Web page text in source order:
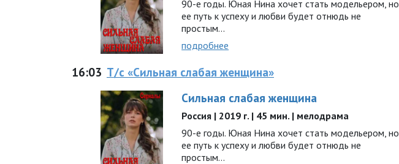
90-е годы. Юная Нина хочет стать модельером, но
ее путь к успеху и любви будет отнюдь не
простым...
подробнее
16:03 Т/с «Сильная слабая женщина»
Сильная слабая женщина
Россия | 2019 г. | 45 мин. | мелодрама
90-е годы. Юная Нина хочет стать модельером, но
ее путь к успеху и любви будет отнюдь не
простым...